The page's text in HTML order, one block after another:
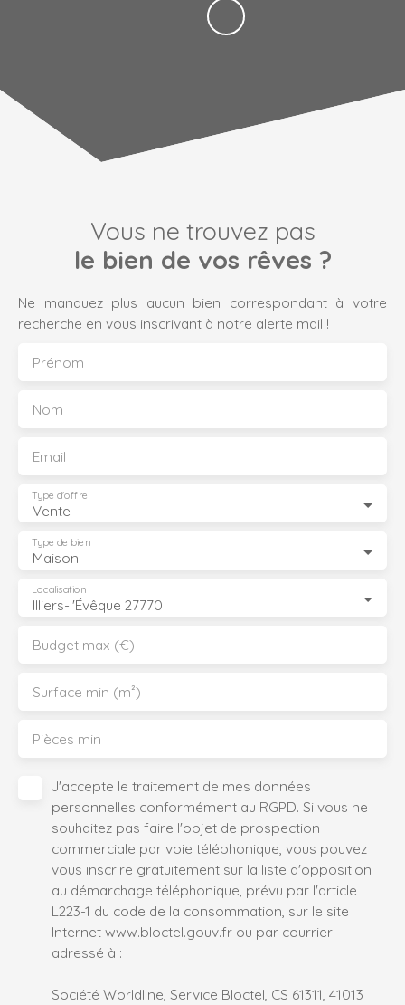
Vous ne trouvez pas
le bien de vos rêves ?
Ne manquez plus aucun bien correspondant à votre
recherche en vous inscrivant à notre alerte mail !
Prénom
Nom
Email
Vente
Type d'offre
Maison
Type de bien
Illiers-l'Évêque 27770
Localisation
Budget max (€)
Surface min (m²)
Pièces min
J'accepte le traitement de mes données
personnelles conformément au RGPD. Si vous ne
souhaitez pas faire l'objet de prospection
commerciale par voie téléphonique, vous pouvez
vous inscrire gratuitement sur la liste d'opposition
au démarchage téléphonique, prévu par l'article
L223-1 du code de la consommation, sur le site
Internet www.bloctel.gouv.fr ou par courrier
adressé à :
Société Worldline, Service Bloctel, CS 61311, 41013